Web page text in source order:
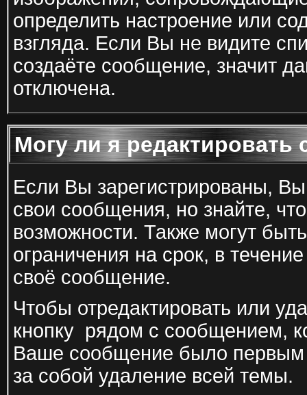
определить настроение или
взгляда. Если Вы не видите
создаёте сообщение, значит
отключена.
Могу ли я
Если Вы зарегистрированы,
свои сообщения, но знайте,
возможности. Также могут
ограничения на срок, в
своё сообщение.
Чтобы отредактировать или
кнопку рядом с сообщением,
Ваше сообщение было первым
за собой удаление всей темы.